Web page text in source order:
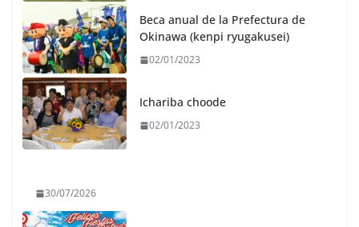
Beca anual de la Prefectura de
Okinawa (kenpi ryugakusei)
02/01/2023
Ichariba choode
02/01/2023
30/07/2026